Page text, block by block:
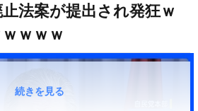
法案が提出され発狂ｗ
ｗｗｗ
続きを見る